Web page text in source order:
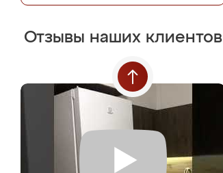
Отзывы наших клиентов